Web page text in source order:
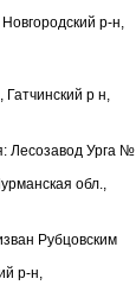
р-н,
р н,
Лесозавод Урга №
обл.,
Рубцовским
р-н,